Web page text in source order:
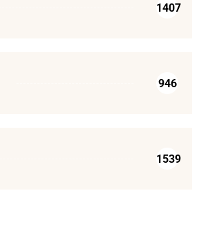
1407
946
1539